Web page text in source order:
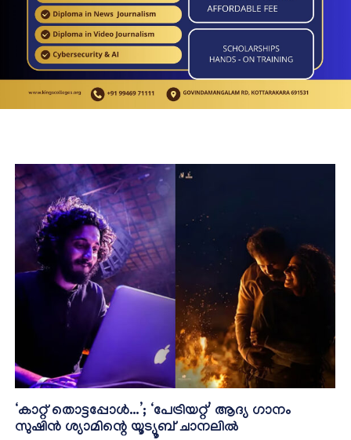
‘കാറ്റ് തൊട്ടപ്പോൾ…’; ‘പേട്രിയറ്റ്’ ആദ്യ ഗാനം
സുഷിൻ ശ്യാമിന്റെ യൂട്യൂബ് ചാനലിൽ